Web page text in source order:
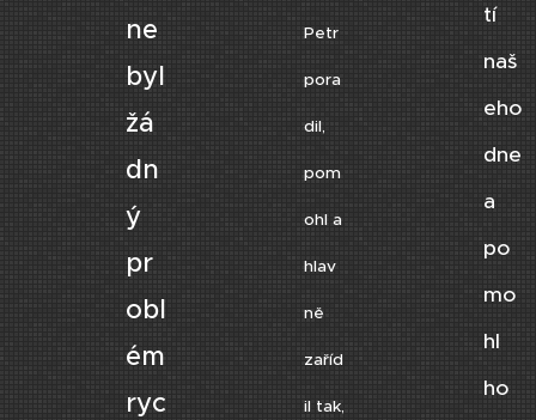
ne
byl
žá
dn
ý
pr
obl
ém
ryc
Petr
pora
dil,
pom
ohl a
hlav
ně
zaříd
il tak,
tí
naš
eho
dne
a
po
mo
hl
ho